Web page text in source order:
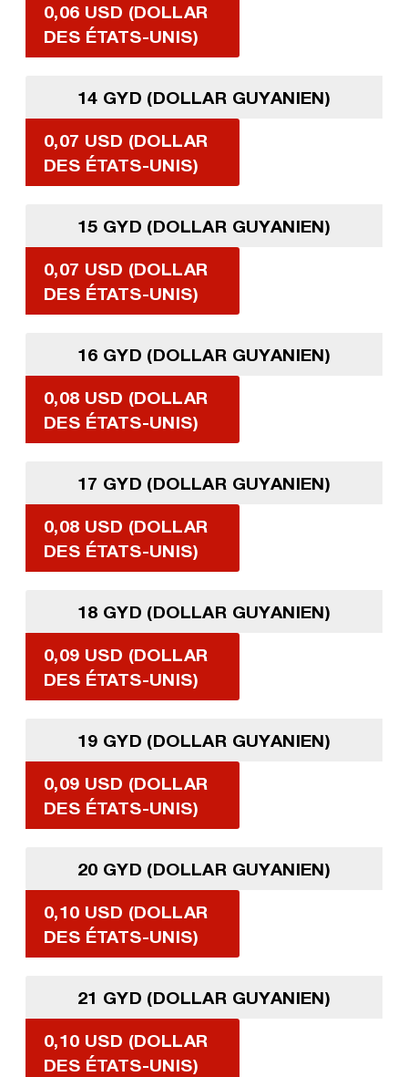
0,06 USD (DOLLAR
DES ÉTATS-UNIS)
14 GYD (DOLLAR GUYANIEN)
0,07 USD (DOLLAR
DES ÉTATS-UNIS)
15 GYD (DOLLAR GUYANIEN)
0,07 USD (DOLLAR
DES ÉTATS-UNIS)
16 GYD (DOLLAR GUYANIEN)
0,08 USD (DOLLAR
DES ÉTATS-UNIS)
17 GYD (DOLLAR GUYANIEN)
0,08 USD (DOLLAR
DES ÉTATS-UNIS)
18 GYD (DOLLAR GUYANIEN)
0,09 USD (DOLLAR
DES ÉTATS-UNIS)
19 GYD (DOLLAR GUYANIEN)
0,09 USD (DOLLAR
DES ÉTATS-UNIS)
20 GYD (DOLLAR GUYANIEN)
0,10 USD (DOLLAR
DES ÉTATS-UNIS)
21 GYD (DOLLAR GUYANIEN)
0,10 USD (DOLLAR
DES ÉTATS-UNIS)